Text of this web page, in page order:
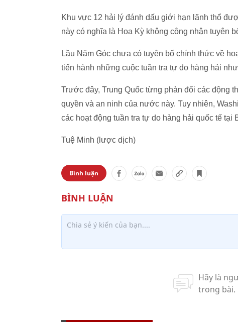
Khu vực 12 hải lý đánh dấu giới hạn lãnh thổ
này có nghĩa là Hoa Kỳ không công nhận tuyên
Lầu Năm Góc chưa có tuyên bố chính thức về
tiến hành những cuộc tuần tra tự do hàng hải
Trước đây, Trung Quốc từng phản đối các động
quyền và an ninh của nước này. Tuy nhiên,
các hoạt động tuần tra tự do hàng hải quốc tế tại
Tuệ Minh (lược dịch)
Bình luận